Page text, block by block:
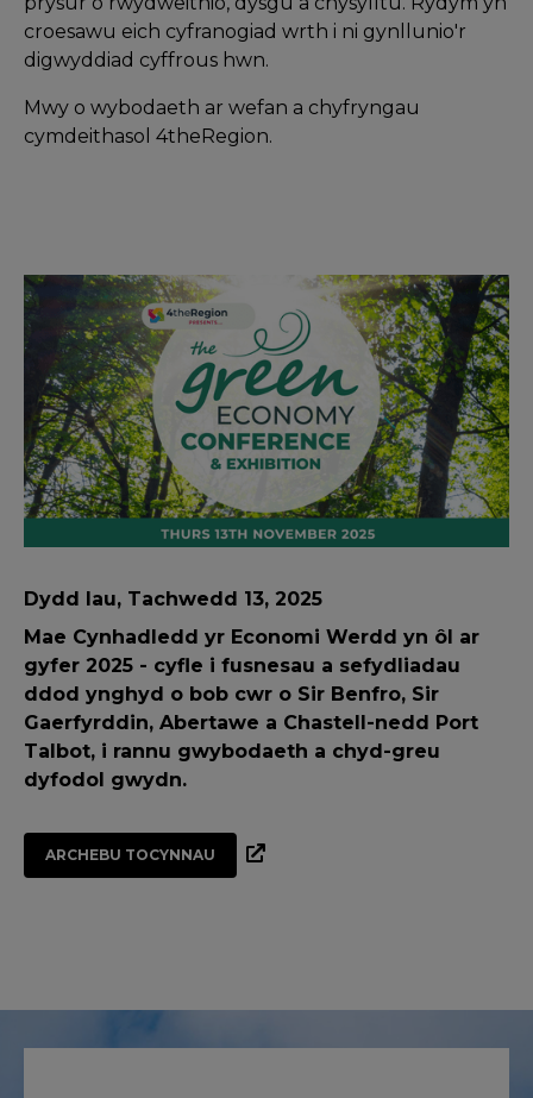
croesawu eich cyfranogiad wrth i ni gynllunio'r
digwyddiad cyffrous hwn.
Mwy o wybodaeth ar wefan a chyfryngau
cymdeithasol 4theRegion.
Dydd Iau, Tachwedd 13, 2025
Mae Cynhadledd yr Economi Werdd yn ôl ar
gyfer 2025 - cyfle i fusnesau a sefydliadau
ddod ynghyd o bob cwr o Sir Benfro, Sir
Gaerfyrddin, Abertawe a Chastell-nedd Port
Talbot, i rannu gwybodaeth a chyd-greu
dyfodol gwydn.
ARCHEBU TOCYNNAU